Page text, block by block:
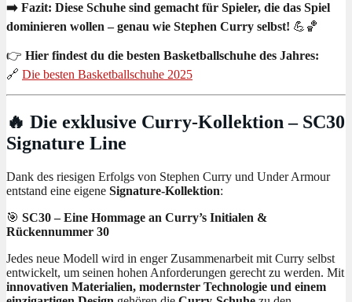
➡️ Fazit: Diese Schuhe sind gemacht für Spieler, die das Spiel
dominieren wollen – genau wie Stephen Curry selbst! 💪🏀
👉 Hier findest du die besten Basketballschuhe des Jahres:
🔗 Die besten Basketballschuhe 2025
🔥 Die exklusive Curry-Kollektion – SC30
Signature Line
Dank des riesigen Erfolgs von Stephen Curry und Under Armour
entstand eine eigene Signature-Kollektion:
🎯 SC30 – Eine Hommage an Curry’s Initialen &
Rückennummer 30
Jedes neue Modell wird in enger Zusammenarbeit mit Curry selbst
entwickelt, um seinen hohen Anforderungen gerecht zu werden. Mit
innovativen Materialien, modernster Technologie und einem